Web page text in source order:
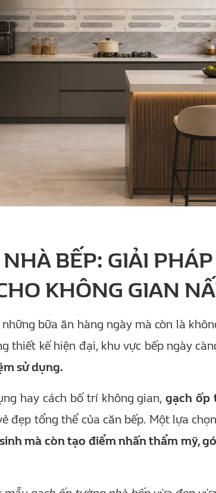
BẾP: GIẢI
KHÔNG GIAN
bữa ăn hàng ngày mà còn là
thiết kế hiện đại, khu vực bếp ngày
sử dụng.
hay cách bố trí không gian,gạch ốp
đẹp tổng thể của căn bếp. Một lựa
sinh mà còn tạo điểm nhấn thẩm mỹ,